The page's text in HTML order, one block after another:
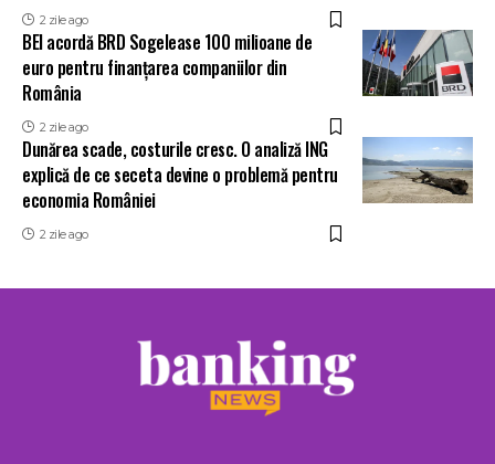
2 zile ago
BEI acordă BRD Sogelease 100 milioane de
euro pentru finanțarea companiilor din
România
2 zile ago
Dunărea scade, costurile cresc. O analiză ING
explică de ce seceta devine o problemă pentru
economia României
2 zile ago